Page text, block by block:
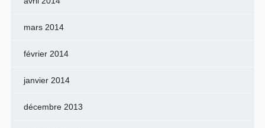
mars 2014
février 2014
janvier 2014
décembre 2013